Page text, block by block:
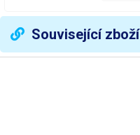
Související zboží